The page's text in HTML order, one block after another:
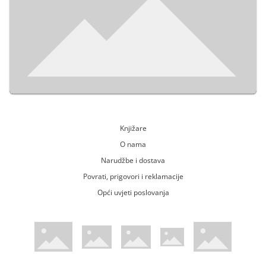
Knjižare
O nama
Narudžbe i dostava
Povrati, prigovori i reklamacije
Opći uvjeti poslovanja
WsPay web stranicaMaestro web stranicaMastercard web stranicaAmerican Express web stranica
Visa web stranica